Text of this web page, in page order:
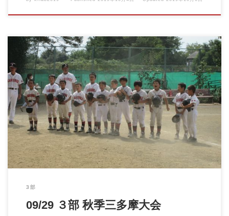
09/29 ３部 秋季三多摩大会 vs昭島リトルイーグルス 『締ま […]
3部
09/29 ３部 秋季三多摩大会